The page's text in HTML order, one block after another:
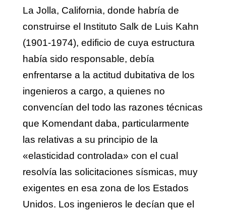
La Jolla, California, donde habría de
construirse el Instituto Salk de Luis Kahn
(1901-1974), edificio de cuya estructura
había sido responsable, debía
enfrentarse a la actitud dubitativa de los
ingenieros a cargo, a quienes no
convencían del todo las razones técnicas
que Komendant daba, particularmente
las relativas a su principio de la
«elasticidad controlada» con el cual
resolvía las solicitaciones sísmicas, muy
exigentes en esa zona de los Estados
Unidos. Los ingenieros le decían que el